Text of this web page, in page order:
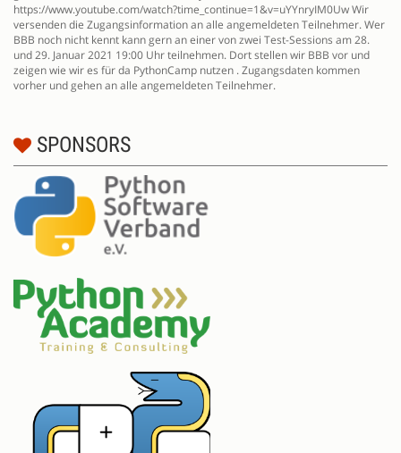
https://www.youtube.com/watch?time_continue=1&v=uYYnryIM0Uw Wir
versenden die Zugangsinformation an alle angemeldeten Teilnehmer. Wer
BBB noch nicht kennt kann gern an einer von zwei Test-Sessions am 28.
und 29. Januar 2021 19:00 Uhr teilnehmen. Dort stellen wir BBB vor und
zeigen wie wir es für da PythonCamp nutzen . Zugangsdaten kommen
vorher und gehen an alle angemeldeten Teilnehmer.
SPONSORS